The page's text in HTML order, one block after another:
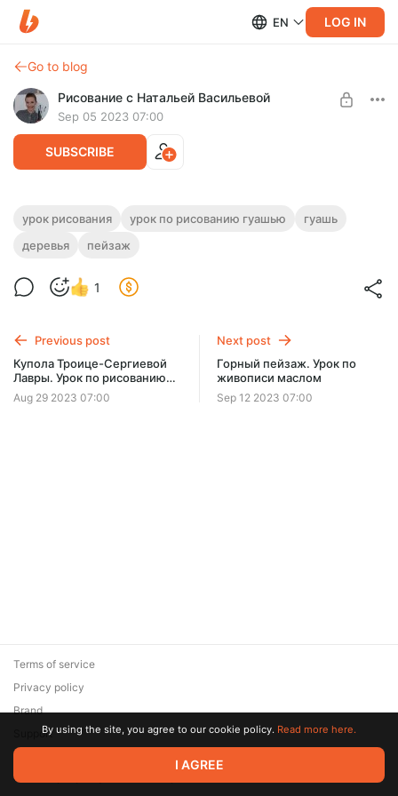
EN LOG IN
Go to blog
Рисование с Натальей Васильевой
Sep 05 2023 07:00
SUBSCRIBE
Тропинка в подмосковном лесу. Урок по
рисованию гуашью
час 13 минут.
урок рисования урок по рисованию гуашью
гуашь
деревья
пейзаж
1
Previous post
Купола Троице-Сергиевой
Лавры. Урок по рисованию
акрилом
Aug 29 2023 07:00
Next post
Горный пейзаж. Урок по
живописи маслом
Sep 12 2023 07:00
© 2026 Zaya Solutions Limited. All rights reserved. All trademarks
are the property of their respective owners.
Terms of service
Privacy policy
Brand
SupportBy using the site, you agree to our cookie policy. Read more here.
I AGREE